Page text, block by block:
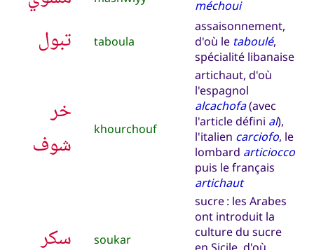
méchoui
تبول taboula
assaisonnement,
d'où le taboulé,
spécialité libanaise
خر
شوف
khourchouf
artichaut, d'où
l'espagnol
alcachofa(avec
l'article défini al),
l'italien carciofo, le
lombard articiocco
puis le français
artichaut
سكر soukar
sucre : les Arabes
ont introduit la
culture du sucre